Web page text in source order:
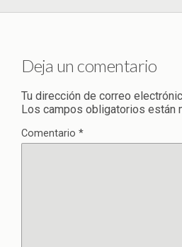
Deja un comentario
Tu dirección de correo
Los campos obligatorios están
Comentario *